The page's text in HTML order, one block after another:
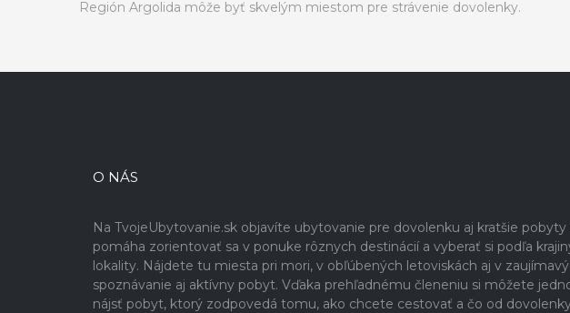
Región Argolida môže byť skvelým miestom pre strávenie dovolenky.
O NÁS
Na TvojeUbytovanie.sk objavíte ubytovanie pre dovolenku aj kratšie
pomáha zorientovať sa v ponuke rôznych destinácií a vyberať si podľa
lokality. Nájdete tu miesta pri mori, v obľúbených letoviskách aj v
spoznávanie aj aktívny pobyt. Vďaka prehľadnému členeniu si môžete
nájsť pobyt, ktorý zodpovedá tomu, ako chcete cestovať a čo od